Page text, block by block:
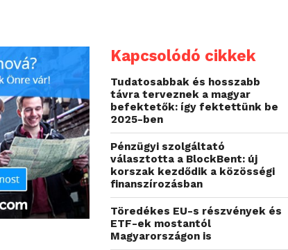
Kapcsolódó cikkek
Tudatosabbak és hosszabb
távra terveznek a magyar
befektetők: így fektettünk be
2025-ben
Pénzügyi szolgáltató
választotta a BlockBent: új
korszak kezdődik a közösségi
finanszírozásban
Töredékes EU-s részvények és
ETF-ek mostantól
Magyarországon is